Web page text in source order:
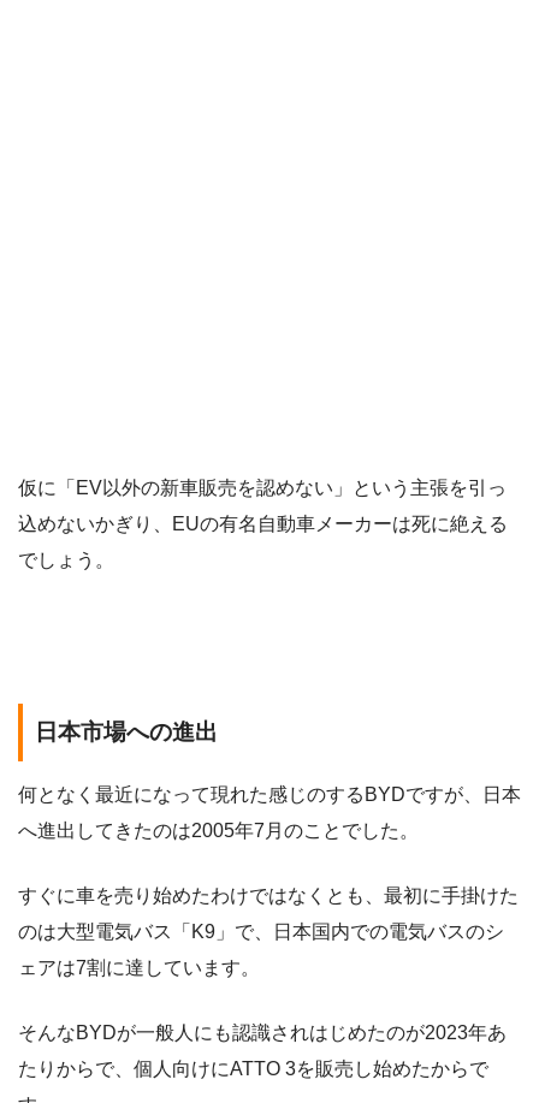
仮に「EV以外の新車販売を認めない」という主張を引っ
込めないかぎり、EUの有名自動車メーカーは死に絶える
でしょう。
日本市場への進出
何となく最近になって現れた感じのするBYDですが、日本
へ進出してきたのは2005年7月のことでした。
すぐに車を売り始めたわけではなくとも、最初に手掛けた
のは大型電気バス「K9」で、日本国内での電気バスのシ
ェアは7割に達しています。
そんなBYDが一般人にも認識されはじめたのが2023年あ
たりからで、個人向けにATTO 3を販売し始めたからで